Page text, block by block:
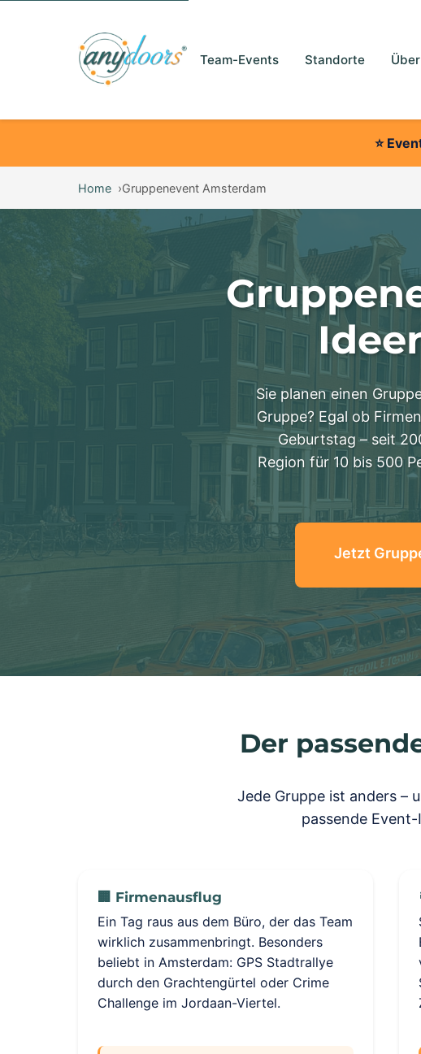
Team-Events Standorte
⭐
Home Gruppenevent Amsterdam
Sie planen einen
Gruppe? Egal ob
Geburtstag – seit
Region für 10 bis 500
Jetzt
Der
Jede Gruppe ist anders –
passende
🏢 Firmenausflug
Ein Tag raus aus dem Büro, der das Team
wirklich zusammenbringt. Besonders
beliebt in Amsterdam: GPS Stadtrallye
durch den Grachtengürtel oder Crime
Challenge im Jordaan-Viertel.